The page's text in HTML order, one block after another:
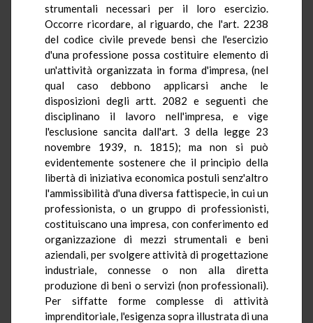
strumentali necessari per il loro esercizio.
Occorre ricordare, al riguardo, che l'art. 2238
del codice civile prevede bensì che l'esercizio
d'una professione possa costituire elemento di
un'attività organizzata in forma d'impresa, (nel
qual caso debbono applicarsi anche le
disposizioni degli artt. 2082 e seguenti che
disciplinano il lavoro nell'impresa, e vige
l'esclusione sancita dall'art. 3 della legge 23
novembre 1939, n. 1815); ma non si può
evidentemente sostenere che il principio della
libertà di iniziativa economica postuli senz'altro
l'ammissibilità d'una diversa fattispecie, in cui un
professionista, o un gruppo di professionisti,
costituiscano una impresa, con conferimento ed
organizzazione di mezzi strumentali e beni
aziendali, per svolgere attività di progettazione
industriale, connesse o non alla diretta
produzione di beni o servizi (non professionali).
Per siffatte forme complesse di attività
imprenditoriale, l'esigenza sopra illustrata di una